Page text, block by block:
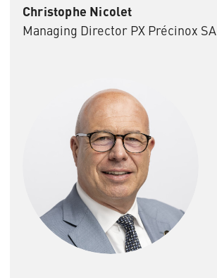
Christophe Nicolet
Managing Director PX Précinox SA